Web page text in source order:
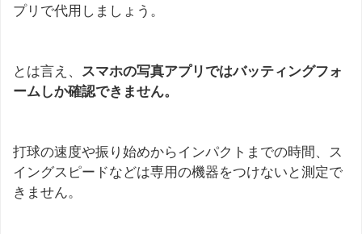
プリで代用しましょう。
とは言え、 スマホの写真アプリではバッティングフォ
ームしか確認できません。
打球の速度や振り始めからインパクトまでの時間、ス
イングスピードなどは専用の機器をつけないと測定で
きません。